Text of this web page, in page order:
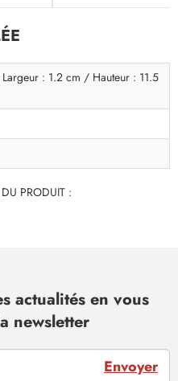
: 1.2 cm / Hauteur : 11.5
PRODUIT :
actualités en vous
newsletter
Envoyer